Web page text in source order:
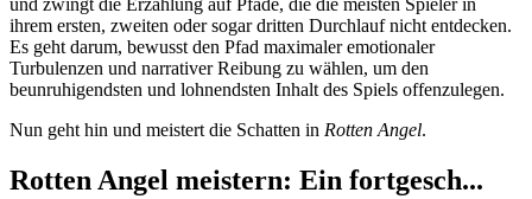
ihrem ersten, zweiten oder sogar dritten Durchlauf nicht entdecken.
Es geht darum, bewusst den Pfad maximaler emotionaler
Turbulenzen und narrativer Reibung zu wählen, um den
beunruhigendsten und lohnendsten Inhalt des Spiels offenzulegen.
Nun geht hin und meistert die Schatten in Rotten Angel.
Rotten Angel meistern: Ein fortgesch...